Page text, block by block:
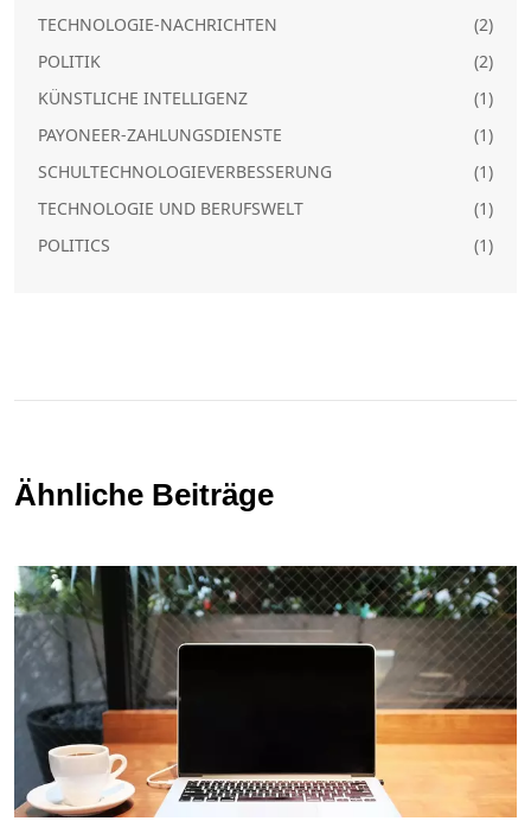
TECHNOLOGIE-NACHRICHTEN
(2)
POLITIK
(2)
KÜNSTLICHE INTELLIGENZ
(1)
PAYONEER-ZAHLUNGSDIENSTE
(1)
SCHULTECHNOLOGIEVERBESSERUNG
(1)
TECHNOLOGIE UND BERUFSWELT
(1)
POLITICS
(1)
Ähnliche Beiträge